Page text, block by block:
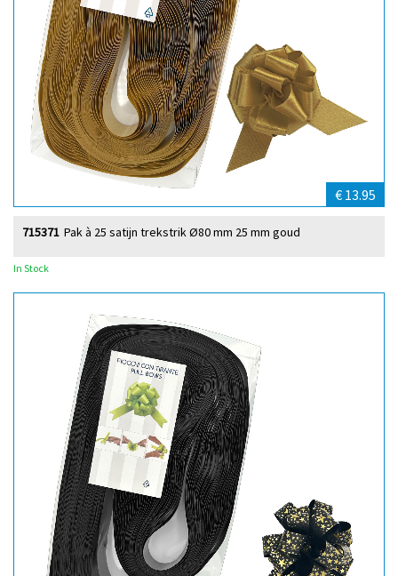
€ 13.95
Pak à 25 satijn trekstrik Ø80 mm 25 mm goud
715371
In Stock